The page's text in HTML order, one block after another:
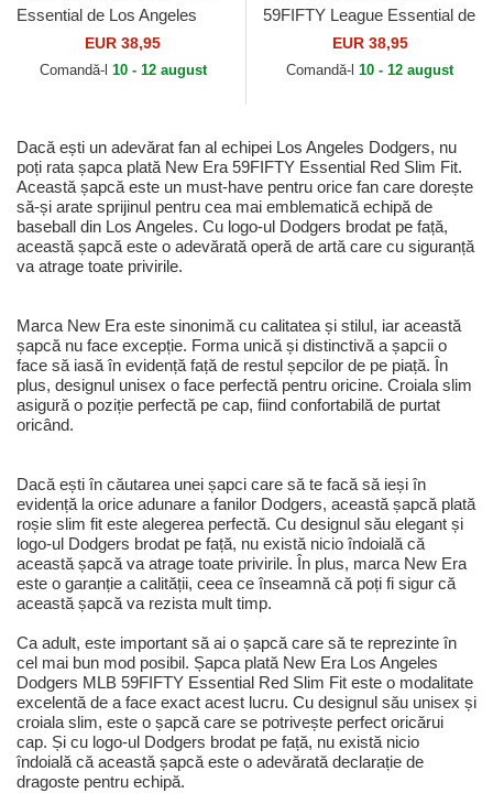
Essential de Los Angeles
Dodgers MLB de New Era
EUR 38,95
Comandă-l 10 - 12 august
59FIFTY League Essential de
Los Angeles Dodgers MLB
de New Era
EUR 38,95
Comandă-l 10 - 12 august
Dacă ești un adevărat fan al echipei Los Angeles Dodgers, nu
poți rata șapca plată New Era 59FIFTY Essential Red Slim Fit.
Această șapcă este un must-have pentru orice fan care dorește
să-și arate sprijinul pentru cea mai emblematică echipă de
baseball din Los Angeles. Cu logo-ul Dodgers brodat pe față,
această șapcă este o adevărată operă de artă care cu siguranță
va atrage toate privirile.
Marca New Era este sinonimă cu calitatea și stilul, iar această
șapcă nu face excepție. Forma unică și distinctivă a șapcii o
face să iasă în evidență față de restul șepcilor de pe piață. În
plus, designul unisex o face perfectă pentru oricine. Croiala slim
asigură o poziție perfectă pe cap, fiind confortabilă de purtat
oricând.
Dacă ești în căutarea unei șapci care să te facă să ieși în
evidență la orice adunare a fanilor Dodgers, această șapcă plată
roșie slim fit este alegerea perfectă. Cu designul său elegant și
logo-ul Dodgers brodat pe față, nu există nicio îndoială că
această șapcă va atrage toate privirile. În plus, marca New Era
este o garanție a calității, ceea ce înseamnă că poți fi sigur că
această șapcă va rezista mult timp.
Ca adult, este important să ai o șapcă care să te reprezinte în
cel mai bun mod posibil. Șapca plată New Era Los Angeles
Dodgers MLB 59FIFTY Essential Red Slim Fit este o modalitate
excelentă de a face exact acest lucru. Cu designul său unisex și
croiala slim, este o șapcă care se potrivește perfect oricărui
cap. Și cu logo-ul Dodgers brodat pe față, nu există nicio
îndoială că această șapcă este o adevărată declarație de
dragoste pentru echipă.